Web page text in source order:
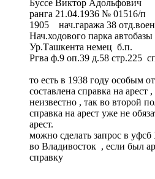
Буссе Виктор
ранга 21.04.1936 № 01516/п
1905 нач.гаража 38
Нач.ходового парка автобазы
Ур.Ташкента немец б.п.
Ргва ф.9 оп.39 д.58 стр.225
то есть в 1938 году особым
составлена справка на арест
неизвестно , так во второй
справка на арест уже не
арест.
можно сделать запрос в уфсб
во Владивосток , если был
справку